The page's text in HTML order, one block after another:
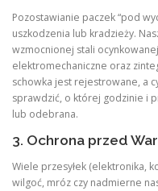
Pozostawianie paczek “pod
uszkodzenia lub kradzieży.
wzmocnionej stali
elektromechaniczne oraz
schowka jest rejestrowane, a
sprawdzić, o której godzinie i
lub odebrana.
3. Ochrona przed
Wiele przesyłek (elektronika,
wilgoć, mróz czy nadmierne